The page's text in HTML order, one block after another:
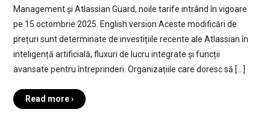
Management și Atlassian Guard, noile tarife intrând în vigoare
pe 15 octombrie 2025. English version Aceste modificări de
prețuri sunt determinate de investițiile recente ale Atlassian în
inteligență artificială, fluxuri de lucru integrate și funcții
avansate pentru întreprinderi. Organizațiile care doresc să […]
Read more ›